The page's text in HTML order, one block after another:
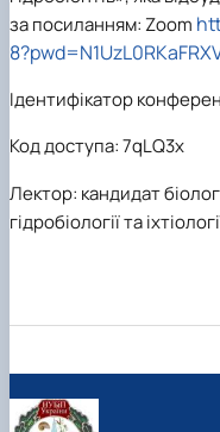
за посиланням: Zoom
Ідентифікатор
Код доступа: 7qLQ3x
Лектор: кандидат
гідробіології та